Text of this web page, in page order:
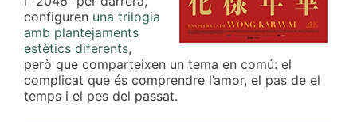
configuren una trilogia
amb plantejaments
estètics diferents,
però que comparteixen un tema en comú: el
complicat que és comprendre l’amor, el pas de el
temps i el pes del passat.